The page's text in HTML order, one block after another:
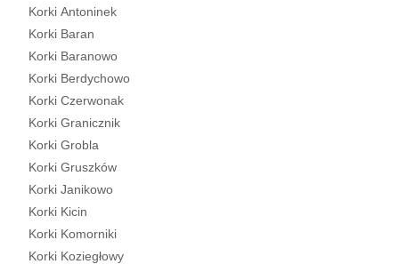
Korki Antoninek
Korki Baran
Korki Baranowo
Korki Berdychowo
Korki Czerwonak
Korki Granicznik
Korki Grobla
Korki Gruszków
Korki Janikowo
Korki Kicin
Korki Komorniki
Korki Koziegłowy